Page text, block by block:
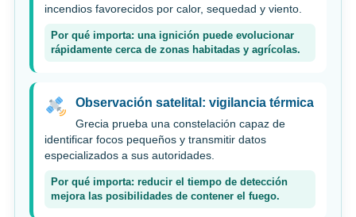
incendios favorecidos por calor, sequedad y viento.
Por qué importa: una ignición puede evolucionar
rápidamente cerca de zonas habitadas y agrícolas.
Observación satelital: vigilancia térmica
Grecia prueba una constelación capaz de
identificar focos pequeños y transmitir datos
especializados a sus autoridades.
Por qué importa: reducir el tiempo de detección
mejora las posibilidades de contener el fuego.